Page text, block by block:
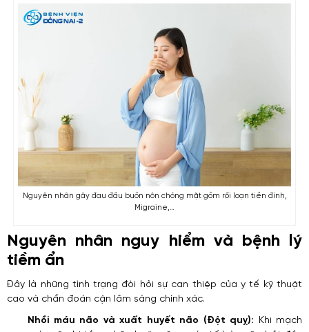
Nguyên nhân gây đau đầu buồn nôn chóng mặt gồm rối loạn tiền đình,
Migraine,…
Nguyên nhân nguy hiểm và bệnh lý
tiềm ẩn
Đây là những tình trạng đòi hỏi sự can thiệp của y tế kỹ thuật
cao và chẩn đoán cận lâm sàng chính xác.
Nhồi máu não và xuất huyết não (Đột quỵ): Khi mạch